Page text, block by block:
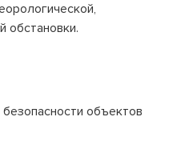
обстановки.
объектов